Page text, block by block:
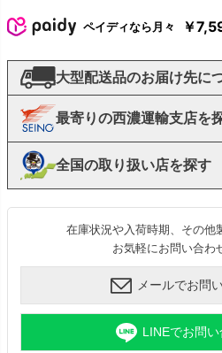
ペイディなら月々 ￥
大型配送品のお届け先に
最寄りの西濃運輸支店を
全国の取り扱い店を探す
在庫状況や入荷時期、その他
お気軽にお問い合わ
メールでお問
LINEでお問